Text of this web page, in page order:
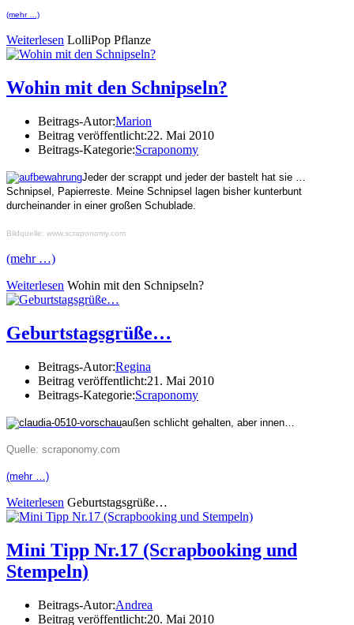
(mehr …)
Weiterlesen LolliPop Pflanze
Wohin mit den Schnipseln?
Beitrags-Autor:Marion
Beitrag veröffentlicht:22. Mai 2010
Beitrags-Kategorie:Scraponomy
Jeder der scrappt und jeder der bastelt hat sie …
Schnipsel, Papierreste. Meine Schnipsel lagen bisher kunterbunt
durcheinander in einer großen Schublade.
Bildquelle: www.scraponomy.com
(mehr …)
Weiterlesen Wohin mit den Schnipseln?
Geburtstagsgrüße…
Beitrags-Autor:Regina
Beitrag veröffentlicht:21. Mai 2010
Beitrags-Kategorie:Scraponomy
außen schlicht gehalten, aber innen…
Quelle: scraponomy.com
(mehr …)
Weiterlesen Geburtstagsgrüße…
Mini Tipp Nr.17 (Scrapbooking und
Stempeln)
Beitrags-Autor:Andrea
Beitrag veröffentlicht:20. Mai 2010